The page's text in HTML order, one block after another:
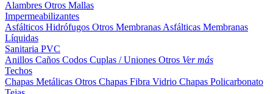
Alambres Otros Mallas
Impermeabilizantes
Asfálticos Hidrófugos Otros Membranas Asfálticas Membranas
Líquidas
Sanitaria PVC
Anillos Caños Codos Cuplas / Uniones Otros Ver más
Techos
Chapas Metálicas Otros Chapas Fibra Vidrio Chapas Policarbonato